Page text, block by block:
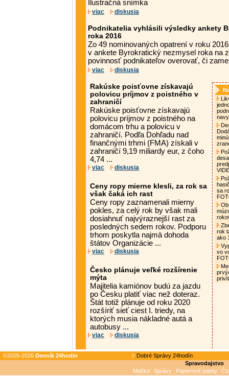
Ilustračná snímka
viac diskusia
Podnikatelia vyhlásili výsledky ankety
roka 2016
Zo 49 nominovaných opatrení v roku
v ankete Byrokratický nezmysel roka na
povinnosť podnikateľov overovať, či
viac diskusia
Rakúske poisťovne získavajú
polovicu príjmov z poistného v
zahraničí
Rakúske poisťovne získavajú
polovicu príjmov z poistného na
domácom trhu a polovicu v
zahraničí. Podľa Dohľadu nad
finančnými trhmi (FMA) získali v
zahraničí 9,19 miliardy eur, z čoho
4,74 ...
viac diskusia
Ceny ropy mierne klesli, za rok sa
však čaká ich rast
Ceny ropy zaznamenali mierny
pokles, za celý rok by však mali
dosiahnuť najvýraznejší rast za
posledných sedem rokov. Podporu
trhom poskytla najmä dohoda
štátov Organizácie ...
viac diskusia
Česko plánuje veľké rozšírenie
mýta
Majitelia kamiónov budú za jazdu
po Česku platiť viac než doteraz.
Štát totiž plánuje od roku 2020
rozšíriť sieť ciest I. triedy, na
ktorých musia nákladné autá a
autobusy ...
viac diskusia
sa
rok
ako
vo
©2005-2026 Denník 24hodin
Dobré Správy 24hodín
Spravodajstvo
Mačka
Správy Papierové palety